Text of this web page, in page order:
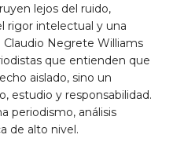
lejos del ruido,
rigor intelectual y una
Negrete Williams
que entienden que
aislado, sino un
estudio y responsabilidad.
periodismo, análisis
de alto nivel.